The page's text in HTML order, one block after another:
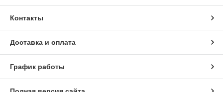
Контакты
Доставка и оплата
График работы